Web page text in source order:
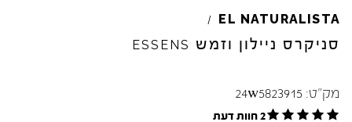
EL NATURALISTA
/
סניקרס ניילון וזמש ESSENS
מק"ט: 24w5823915
2 חוות דעת